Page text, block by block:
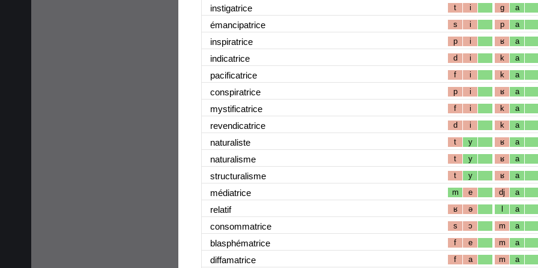
instigatrice t i g a
émancipatrice s i p a
inspiratrice p i ʁ a
indicatrice d i k a
pacificatrice f i k a
conspiratrice p i ʁ a
mystificatrice f i k a
revendicatrice d i k a
naturaliste t y ʁ a
naturalisme t y ʁ a
structuralisme t y ʁ a
médiatrice m e dj a
relatif ʁ ə l a
consommatrice s ɔ m a
blasphématrice f e m a
diffamatrice f a m a